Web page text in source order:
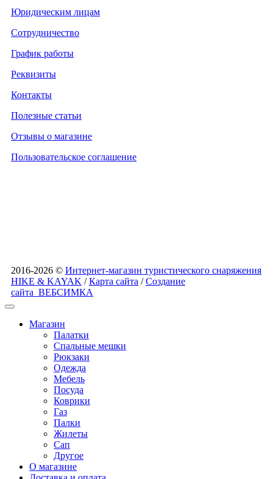
Юридическим лицам
Сотрудничество
График работы
Реквизиты
Контакты
Полезные статьи
Отзывы о магазине
Пользовательское соглашение
2016-2026 © Интернет-магазин туристического снаряжения
HIKE & KAYAK /Карта сайта /Создание
сайта ВЕБСИМКА
Магазин
Палатки
Спальные мешки
Рюкзаки
Одежда
Мебель
Посуда
Коврики
Газ
Палки
Жилеты
Сап
Другое
О магазине